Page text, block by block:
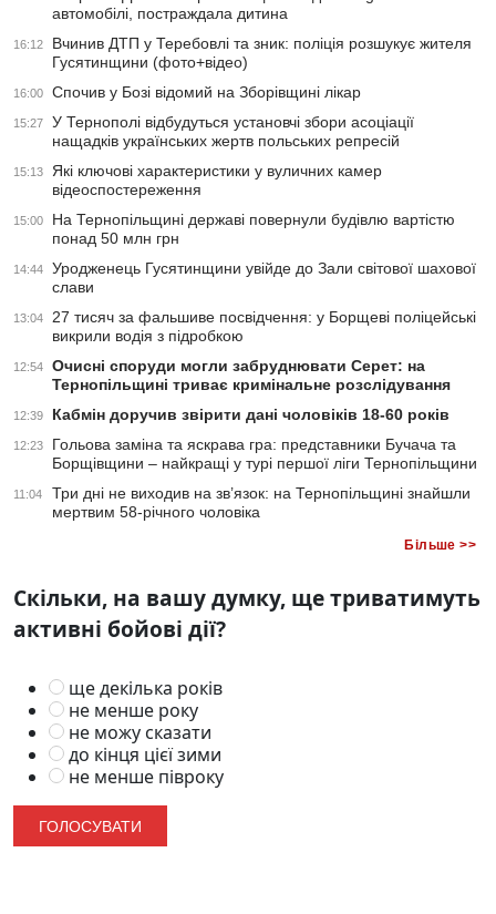
автомобілі, постраждала дитина
16:12
Вчинив ДТП у Теребовлі та зник: поліція розшукує жителя
Гусятинщини (фото+відео)
16:00 Спочив у Бозі відомий на Зборівщині лікар
15:27
У Тернополі відбудуться установчі збори асоціації
нащадків українських жертв польських репресій
15:13
Які ключові характеристики у вуличних камер
відеоспостереження
15:00
На Тернопільщині державі повернули будівлю вартістю
понад 50 млн грн
14:44
Уродженець Гусятинщини увійде до Зали світової шахової
слави
13:04
27 тисяч за фальшиве посвідчення: у Борщеві поліцейські
викрили водія з підробкою
12:54
Очисні споруди могли забруднювати Серет: на
Тернопільщині триває кримінальне розслідування
12:39 Кабмін доручив звірити дані чоловіків 18-60 років
12:23
Гольова заміна та яскрава гра: представники Бучача та
Борщівщини – найкращі у турі першої ліги Тернопільщини
11:04
Три дні не виходив на зв’язок: на Тернопільщині знайшли
мертвим 58-річного чоловіка
Більше >>
Скільки, на вашу думку, ще триватимуть
активні бойові дії?
ще декілька років
не менше року
не можу сказати
до кінця цієї зими
не менше півроку